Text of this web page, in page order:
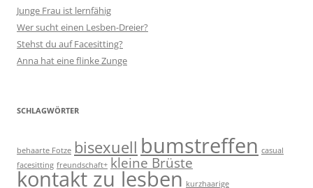
Junge Frau ist lernfähig
Wer sucht einen Lesben-Dreier?
Stehst du auf Facesitting?
Anna hat eine flinke Zunge
SCHLAGWÖRTER
behaarte Fotze bisexuell bumstreffen casual
facesitting freundschaft+ kleine Brüste
kontakt zu lesben kurzhaarige